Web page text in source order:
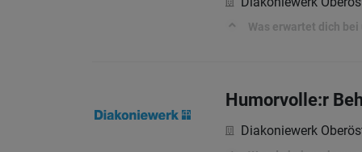
Was erwartet dich bei
Humorvolle:r
Diakoniewerk